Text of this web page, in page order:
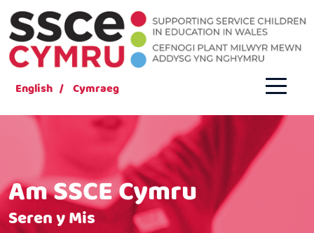
English Cymraeg
Am SSCE Cymru
Seren y Mis